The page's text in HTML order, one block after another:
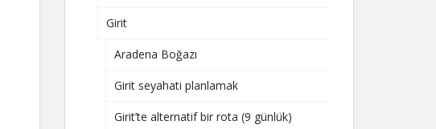
Girit
Aradena Boğazı
Girit seyahati planlamak
Girit’te alternatif bir rota (9 günlük)